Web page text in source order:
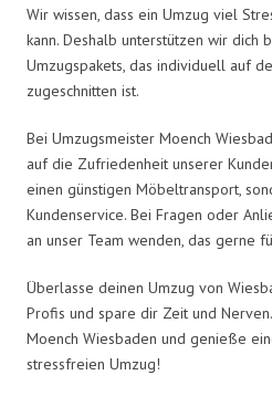
Wir wissen, dass ein Umzug viel
kann. Deshalb unterstützen wir dich
Umzugspakets, das individuell auf
zugeschnitten ist.
Bei Umzugsmeister Moench
auf die Zufriedenheit unserer
einen günstigen Möbeltransport,
Kundenservice. Bei Fragen oder
an unser Team wenden, das gerne
Überlasse deinen Umzug von
Profis und spare dir Zeit und
Moench Wiesbaden und genieße
stressfreien Umzug!